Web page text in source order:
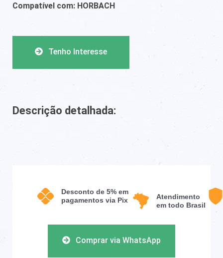
Compatível com: HORBACH
Tenho Interesse
Descrição detalhada:
Comprar via WhatsApp
Desconto de 5% em
pagamentos via Pix
Atendimento
em todo Brasil